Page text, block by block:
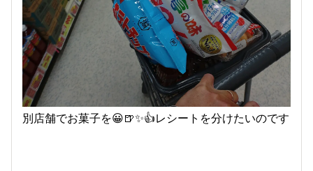
別店舗でお菓子を😀🍺✨👍レシートを分けたいのです